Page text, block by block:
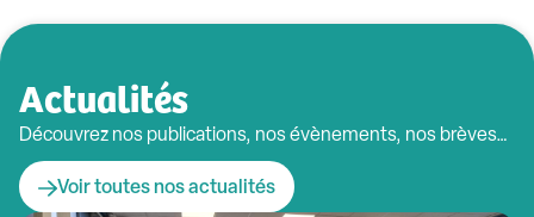
Actualités
Découvrez nos publications, nos évènements, nos brèves…
Voir toutes nos actualités